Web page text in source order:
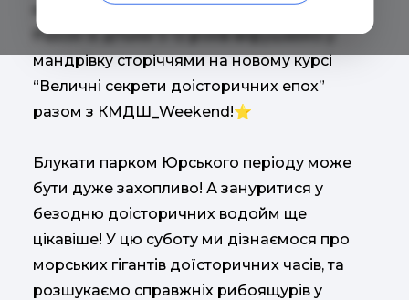
яким був світ мільйон років тому назад?
Разом із дітьми 5-12 років вирушаємо у
мандрівку сторіччями на новому курсі
“Величні секрети доісторичних епох”
разом з КМДШ_Weekend!⭐
Блукати парком Юрського періоду може
бути дуже захопливо! А зануритися у
безодню доісторичних водойм ще
цікавіше! У цю суботу ми дізнаємося про
морських гігантів доїсторичних часів, та
розшукаємо справжніх рибоящурів у